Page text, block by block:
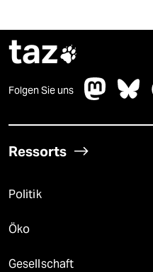
taz
Folgen Sie uns
Ressorts
Politik
Öko
Gesellschaft